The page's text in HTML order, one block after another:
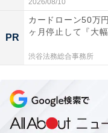
2026/08/10
PR
カードローン50万
ヶ月停止して『大
渋谷法務総合事務所